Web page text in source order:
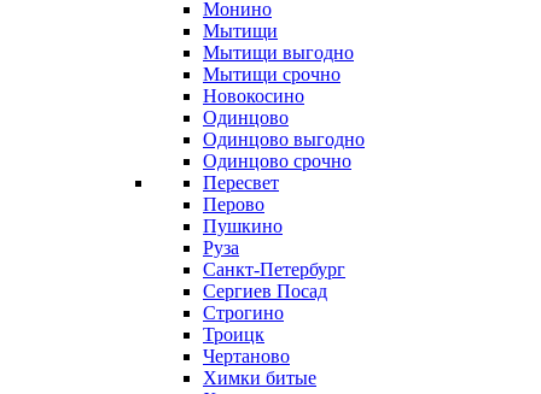
Монино
Мытищи
Мытищи выгодно
Мытищи срочно
Новокосино
Одинцово
Одинцово выгодно
Одинцово срочно
Пересвет
Перово
Пушкино
Руза
Санкт-Петербург
Сергиев Посад
Строгино
Троицк
Чертаново
Химки битые